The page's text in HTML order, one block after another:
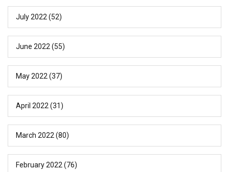
July 2022 (52)
June 2022 (55)
May 2022 (37)
April 2022 (31)
March 2022 (80)
February 2022 (76)